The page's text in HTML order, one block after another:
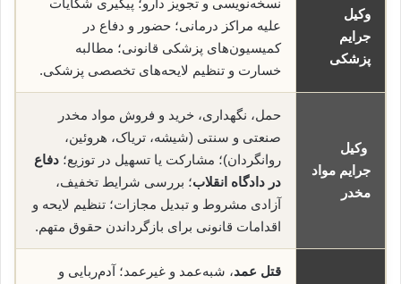
وکیل
جرایم
پزشکی
نسخه‌نویسی و تجویز دارو؛ پیگیری شکایات
علیه مراکز درمانی؛ حضور و دفاع در
کمیسیون‌های پزشکی قانونی؛ مطالبه
خسارت و تنظیم لایحه‌های تخصصی پزشکی.
وکیل
جرایم مواد
مخدر
حمل، نگهداری، خرید و فروش مواد مخدر
صنعتی و سنتی (شیشه، تریاک، هروئین،
روانگردان)؛ مشارکت یا تسهیل در توزیع؛ دفاع
در دادگاه انقلاب؛ بررسی شرایط تخفیف،
آزادی مشروط و تبدیل مجازات؛ تنظیم لایحه و
اقدامات قانونی برای بازگرداندن حقوق متهم.
قتل عمد، شبه‌عمد و غیرعمد؛ آدم‌ربایی و